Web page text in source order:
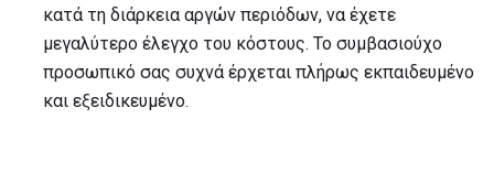
κατά τη διάρκεια αργών περιόδων, να έχετε
μεγαλύτερο έλεγχο του κόστους. Το συμβασιούχο
προσωπικό σας συχνά έρχεται πλήρως εκπαιδευμένο
και εξειδικευμένο.